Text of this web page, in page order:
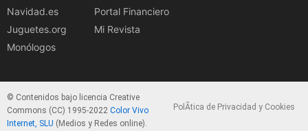
Navidad.es
Juguetes.org
Monólogos
Portal Financiero
Mi Revista
© Contenidos bajo licencia Creative
Commons (CC) 1995-2022 Color Vivo
Internet, SLU (Medios y Redes online).
PolÃ­tica de Privacidad y Cookies